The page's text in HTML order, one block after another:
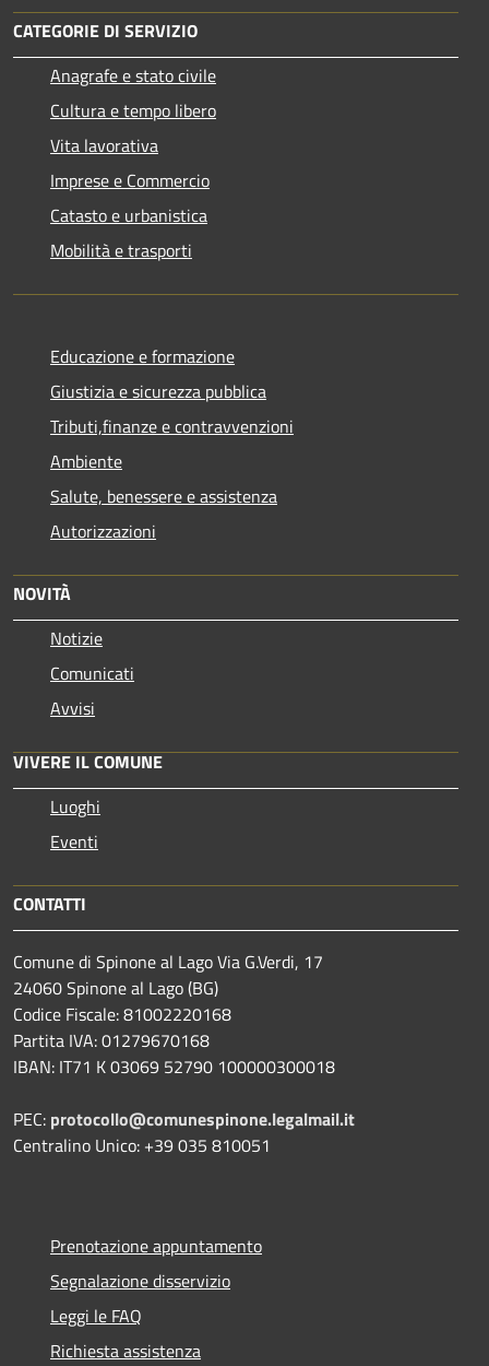
CATEGORIE DI SERVIZIO
Anagrafe e stato civile
Cultura e tempo libero
Vita lavorativa
Imprese e Commercio
Catasto e urbanistica
Mobilità e trasporti
Educazione e formazione
Giustizia e sicurezza pubblica
Tributi,finanze e contravvenzioni
Ambiente
Salute, benessere e assistenza
Autorizzazioni
NOVITÀ
Notizie
Comunicati
Avvisi
VIVERE IL COMUNE
Luoghi
Eventi
CONTATTI
Comune di Spinone al Lago Via G.Verdi, 17
24060 Spinone al Lago (BG)
Codice Fiscale: 81002220168
Partita IVA: 01279670168
IBAN: IT71 K 03069 52790 100000300018
PEC: protocollo@comunespinone.legalmail.it
Centralino Unico: +39 035 810051
Prenotazione appuntamento
Segnalazione disservizio
Leggi le FAQ
Richiesta assistenza